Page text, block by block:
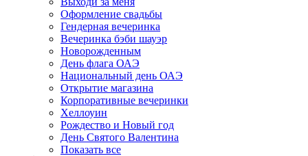
Оформление свадьбы
Гендерная вечеринка
Вечеринка бэби шауэр
Новорожденным
День флага ОАЭ
Национальный день ОАЭ
Открытие магазина
Корпоративные вечеринки
Хеллоуин
Рождество и Новый год
День Святого Валентина
Показать все